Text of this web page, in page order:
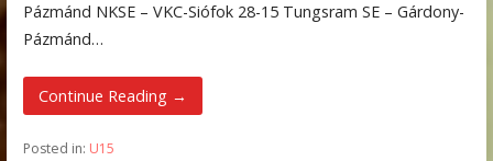
Pázmánd NKSE – VKC-Siófok 28-15 Tungsram SE – Gárdony-
Pázmánd…
Continue Reading →
Posted in: U15